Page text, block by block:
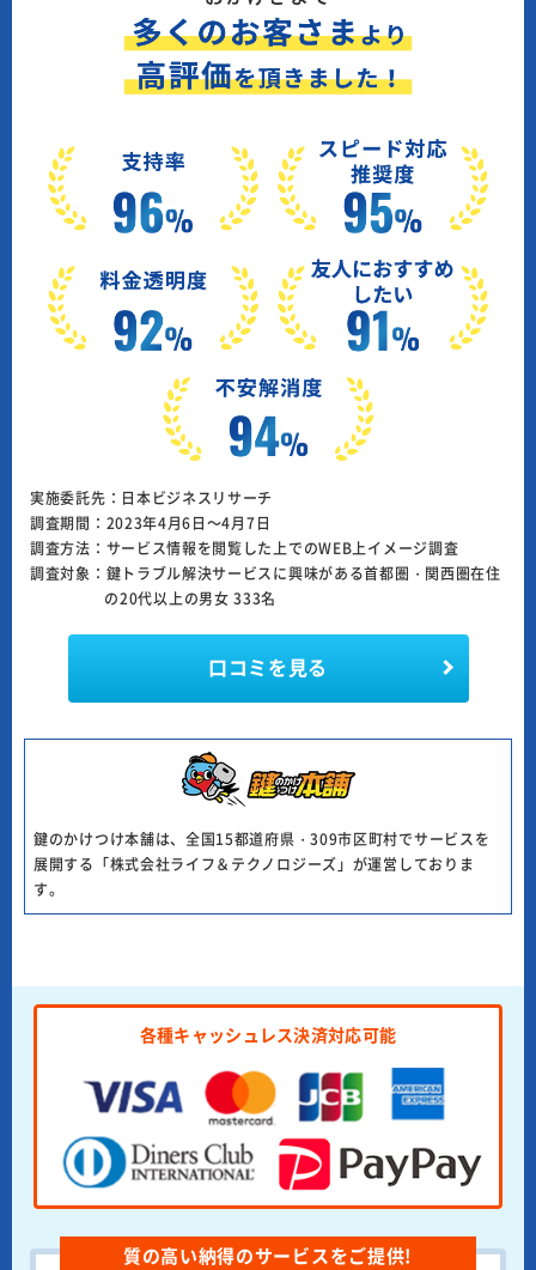
実施委託先：日本ビジネスリサーチ
調査期間：2023年4月6日～4月7日
調査方法：サービス情報を閲覧した上でのWEB上イメージ調査
調査対象：鍵トラブル解決サービスに興味がある首都圏・関西圏在住
の20代以上の男女 333名
口コミを見る
鍵のかけつけ本舗は、全国15都道府県・309市区町村でサービスを
展開する「株式会社ライフ＆テクノロジーズ」が運営しておりま
す。
各種キャッシュレス決済対応可能
質の高い納得のサービスをご提供!